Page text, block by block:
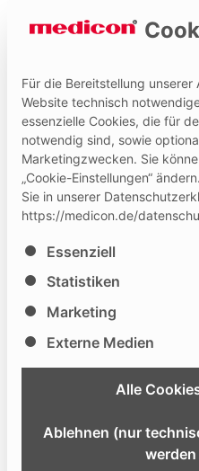
Hilfe und Kontakt
Tag der
Careers Fair
Am 6. Oktober 2026
Tuttlingen ein weiterer
statt. Hier können sich
Ausbildungsberufe,
Möglichkeiten eines FSJ
Für die Bereitstellung
Website technisch
essenzielle Cookies, die für
notwendig sind, sowie
Marketingzwecken. Sie
„Cookie-Einstellungen“
Sie in unserer
https://medicon.de/
Es folgt eine Liste der
Essenziell
Statistiken
Marketing
Externe Medien
Alle
Ablehnen (nur